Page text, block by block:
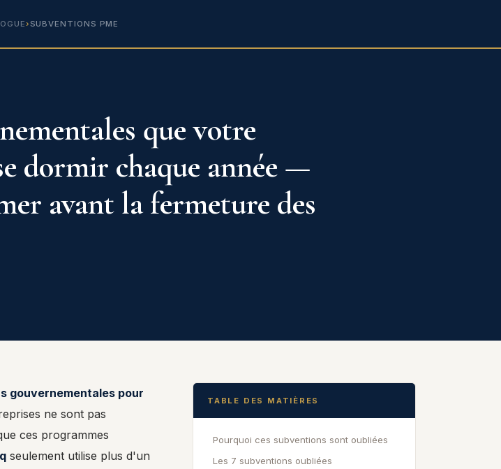
BLOGUECONTACT
›SUBVENTIONS PME
que votre
dormir chaque année —
avant la fermeture des
gouvernementales pour
ne sont pas
ces programmes
seulement utilise plus d'un
TABLE DES MATIÈRES
Pourquoi ces subventions sont oubliées
Les 7 subventions oubliées